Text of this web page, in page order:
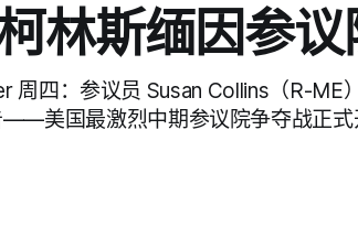
林斯缅因参
周四：参议员 Susan Collins（R-ME
美国最激烈中期参议院争夺战正式